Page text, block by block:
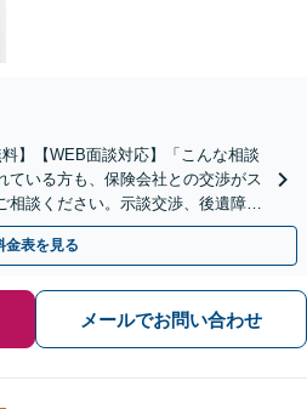
】【WEB面談対応】「こんな相談
ている方も、保険会社との交渉がス
相談ください。示談交渉、後遺障害
応【休日・夜間相談可】
金表を見る
メールでお問い合わせ